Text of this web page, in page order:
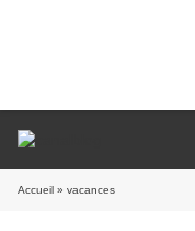
Accueil » vacances